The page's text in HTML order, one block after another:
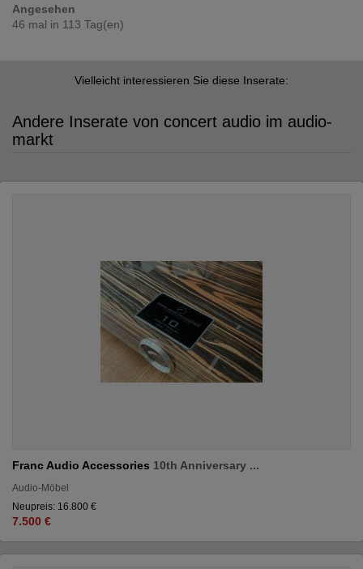
Angesehen
46 mal in 113 Tag(en)
Vielleicht interessieren Sie diese Inserate:
Andere Inserate von concert audio im audio-
markt
Franc Audio Accessories 10th Anniversary ...
Audio-Möbel
Neupreis: 16.800 €
7.500 €